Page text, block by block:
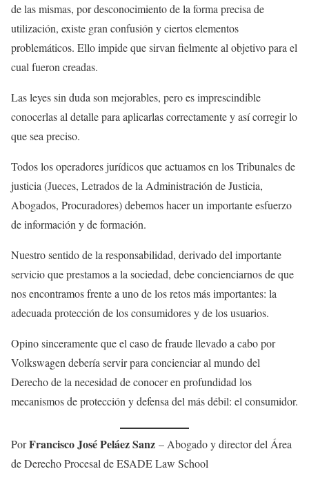
de las mismas, por desconocimiento de la forma precisa de
utilización, existe gran confusión y ciertos elementos
problemáticos. Ello impide que sirvan fielmente al objetivo para el
cual fueron creadas.
Las leyes sin duda son mejorables, pero es imprescindible
conocerlas al detalle para aplicarlas correctamente y así corregir lo
que sea preciso.
Todos los operadores jurídicos que actuamos en los Tribunales de
justicia (Jueces, Letrados de la Administración de Justicia,
Abogados, Procuradores) debemos hacer un importante esfuerzo
de información y de formación.
Nuestro sentido de la responsabilidad, derivado del importante
servicio que prestamos a la sociedad, debe concienciarnos de que
nos encontramos frente a uno de los retos más importantes: la
adecuada protección de los consumidores y de los usuarios.
Opino sinceramente que el caso de fraude llevado a cabo por
Volkswagen debería servir para concienciar al mundo del
Derecho de la necesidad de conocer en profundidad los
mecanismos de protección y defensa del más débil: el consumidor.
PorFrancisco José Peláez Sanz – Abogado y director del Área
de Derecho Procesal de ESADE Law School